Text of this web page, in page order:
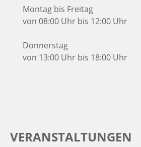
Montag bis Freitag
von 08:00 Uhr bis 12:00 Uhr
Donnerstag
von 13:00 Uhr bis 18:00 Uhr
VERANSTALTUNGEN